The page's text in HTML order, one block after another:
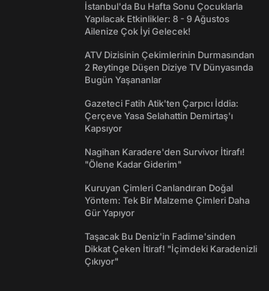
İstanbul'da Bu Hafta Sonu Çocuklarla
Yapılacak Etkinlikler: 8 - 9 Ağustos
Ailenize Çok İyi Gelecek!
ATV Dizisinin Çekimlerinin Durmasından
2 Reytinge Düşen Diziye TV Dünyasında
Bugün Yaşananlar
Gazeteci Fatih Atik'ten Çarpıcı İddia:
Çerçeve Yasa Selahattin Demirtaş'ı
Kapsıyor
Nagihan Karadere'den Survivor İtirafı!
"Ölene Kadar Giderim"
Kuruyan Çimleri Canlandıran Doğal
Yöntem: Tek Bir Malzeme Çimleri Daha
Gür Yapıyor
Taşacak Bu Deniz'in Fadime'sinden
Dikkat Çeken İtiraf! "İçimdeki Karadenizli
Çıkıyor"